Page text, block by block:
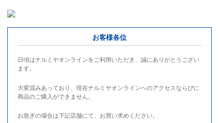
お客様各位
日頃はナルミヤオンラインをご利用いただき、誠にありがとうござい
ます。
大変混みあっており、現在ナルミヤオンラインへのアクセスならびに
商品のご購入ができません。
お急ぎの場合は下記店舗にて、お買い求めください。